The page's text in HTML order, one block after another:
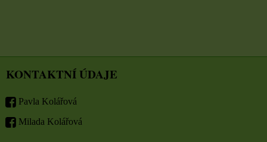
KONTAKTNÍ ÚDAJE
Pavla Kolářová
Milada Kolářová